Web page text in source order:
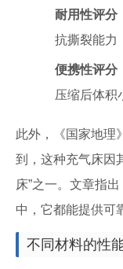
耐用性评分
抗撕裂能力
便携性评分
压缩后体积
此外，《国家地理
到，这种充气床因
床”之一。文章指
中，它都能提供可
不同材料的性